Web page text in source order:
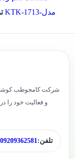
مدل-KTK-1713
و فعالیت خود را
تلفن:09209362581